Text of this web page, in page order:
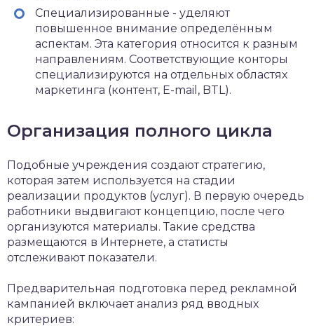
Специализированные - уделяют
повышенное внимание определённым
аспектам. Эта категория относится к разным
направлениям. Соответствующие конторы
специализируются на отдельных областях
маркетинга (контент, E-mail, BTL).
Организация полного цикла
Подобные учреждения создают стратегию,
которая затем используется на стадии
реализации продуктов (услуг). В первую очередь
работники выдвигают концепцию, после чего
организуются материалы. Такие средства
размещаются в Интернете, а статисты
отслеживают показатели.
Предварительная подготовка перед рекламной
кампанией включает анализ ряд вводных
критериев: